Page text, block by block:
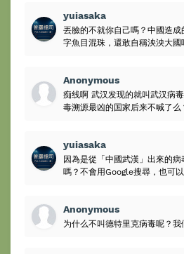
yuiasaka
丟臉的不就你自己嗎？中國造
字魚目混珠，還敢自稱泱泱大國
Anonymous
痴线啊 武汉发现的就叫武汉病
毒溯源最凶的国家后来不喊了
yuiasaka
因為是從「中國武漢」出來的
嗎？不會用Google搜尋，也可
Anonymous
为什么不叫德特里克病毒呢？